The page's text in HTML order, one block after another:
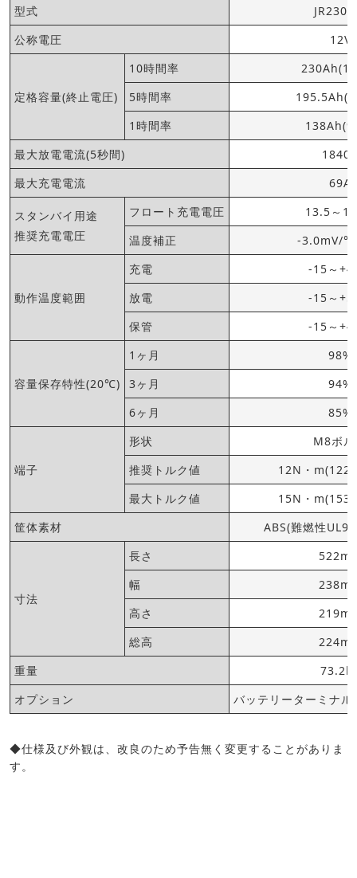
型式
JR230-
公称電圧
12V
定格容量(終止電圧)
10時間率
5時間率
1時間率
最大放電電流(5秒間)
最大充電電流
69A
スタンバイ用途
推奨充電電圧
フロート充電電圧
13.5～
温度補正
-3.0mV/
動作温度範囲
充電
-15～
放電
-15～
保管
-15～
容量保存特性(20℃)
1ヶ月
98%
3ヶ月
94%
6ヶ月
85%
端子
形状
M8ボ
推奨トルク値
12N・
最大トルク値
15N・
筐体素材
ABS(難燃性
寸法
長さ
幅
高さ
総高
重量
オプション
バッテリーターミナ
◆仕様及び外観は、改良のため予告無く変更することがありま
す。